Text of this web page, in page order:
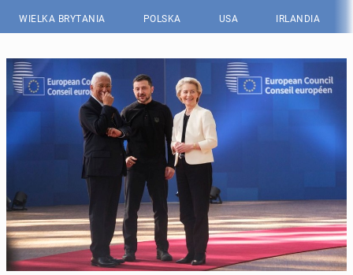
WIELKA BRYTANIA POLSKA USA IRLANDIA